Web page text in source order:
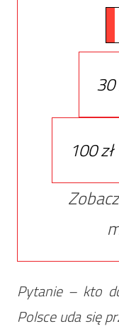
30
100 zł
Pytanie – kto
Polsce uda się